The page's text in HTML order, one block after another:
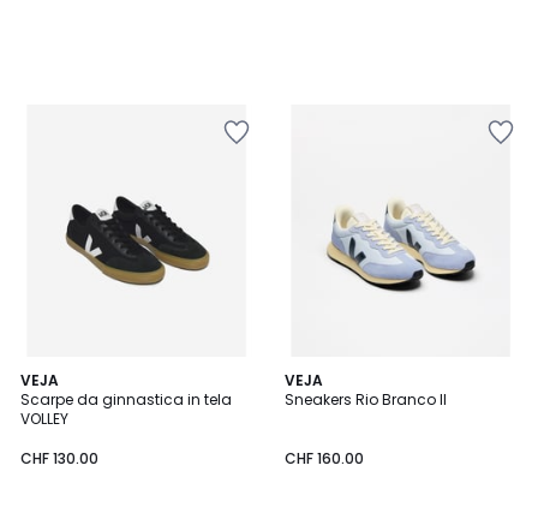
VEJA
Scarpe da ginnastica in tela
VOLLEY
CHF 130.00
VEJA
Sneakers Rio Branco II
CHF 160.00
5
/